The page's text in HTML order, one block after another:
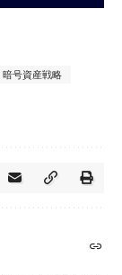
暗号資産戦略